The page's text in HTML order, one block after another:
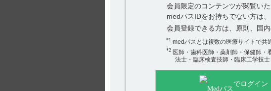
会員限定のコンテンツが閲覧い
medパスIDをお持ちでない方は
会員登録できる方は、原則、国
*1medパスとは複数の医療サイトで共
*2医師・歯科医師・薬剤師・保健師・
法士・臨床検査技師・臨床工学技
でログイン
3）エクフ
【更新年
役に
役に